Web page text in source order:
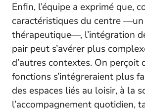
Enfin, l’équipe a exprimé que,
caractéristiques du centre
thérapeutique—, l’intégration
pair peut s’avérer plus
d’autres contextes. On perçoit
fonctions s’intégreraient plus
des espaces liés au loisir, à la
l’accompagnement quotidien,